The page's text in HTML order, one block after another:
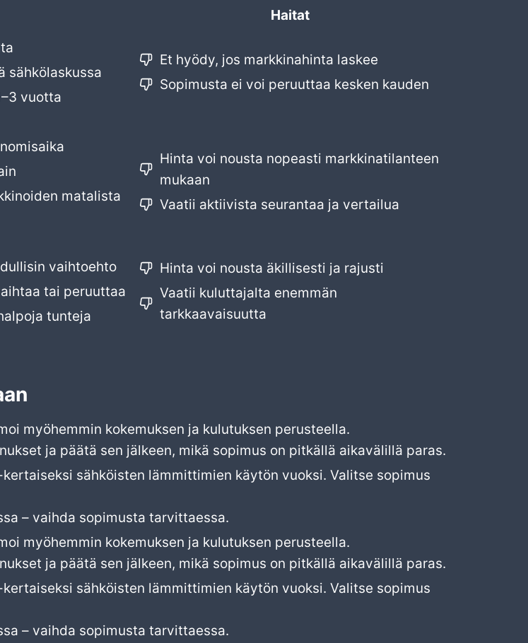
Haitat
sähkölaskussa
vuotta
Et hyödy, jos markkinahinta laskee
Sopimusta ei voi peruuttaa kesken kauden
matalista
Hinta voi nousta nopeasti markkinatilanteen
mukaan
Vaatii aktiivista seurantaa ja vertailua
vaihtoehto
tai peruuttaa
tunteja
Hinta voi nousta äkillisesti ja rajusti
Vaatii kuluttajalta enemmän
tarkkaavaisuutta
myöhemmin kokemuksen ja kulutuksen perusteella.
ja päätä sen jälkeen, mikä sopimus on pitkällä aikavälillä paras.
sähköisten lämmittimien käytön vuoksi. Valitse sopimus
– vaihda sopimusta tarvittaessa.
myöhemmin kokemuksen ja kulutuksen perusteella.
ja päätä sen jälkeen, mikä sopimus on pitkällä aikavälillä paras.
sähköisten lämmittimien käytön vuoksi. Valitse sopimus
– vaihda sopimusta tarvittaessa.